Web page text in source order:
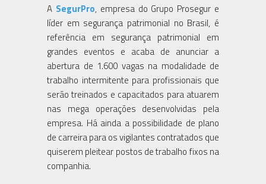
A SegurPro, empresa do Grupo Prosegur e
líder em segurança patrimonial no Brasil, é
referência em segurança patrimonial em
grandes eventos e acaba de anunciar a
abertura de 1.600 vagas na modalidade de
trabalho intermitente para profissionais que
serão treinados e capacitados para atuarem
nas mega operações desenvolvidas pela
empresa. Há ainda a possibilidade de plano
de carreira para os vigilantes contratados que
quiserem pleitear postos de trabalho fixos na
companhia.